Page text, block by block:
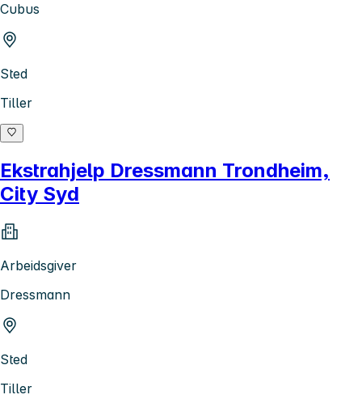
Cubus
Sted
Tiller
Ekstrahjelp Dressmann Trondheim,
City Syd
Arbeidsgiver
Dressmann
Sted
Tiller